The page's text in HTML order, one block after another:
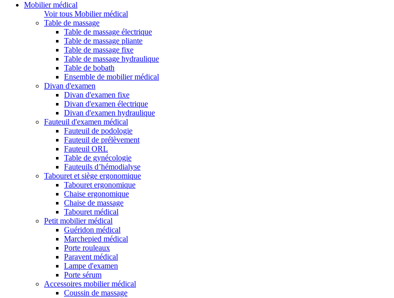
Mobilier médical
Voir tous Mobilier médical
Table de massage
Table de massage électrique
Table de massage pliante
Table de massage fixe
Table de massage hydraulique
Table de bobath
Ensemble de mobilier médical
Divan d'examen
Divan d'examen fixe
Divan d'examen électrique
Divan d'examen hydraulique
Fauteuil d'examen médical
Fauteuil de podologie
Fauteuil de prélèvement
Fauteuil ORL
Table de gynécologie
Fauteuils d’hémodialyse
Tabouret et siège ergonomique
Tabouret ergonomique
Chaise ergonomique
Chaise de massage
Tabouret médical
Petit mobilier médical
Guéridon médical
Marchepied médical
Porte rouleaux
Paravent médical
Lampe d'examen
Porte sérum
Accessoires mobilier médical
Coussin de massage